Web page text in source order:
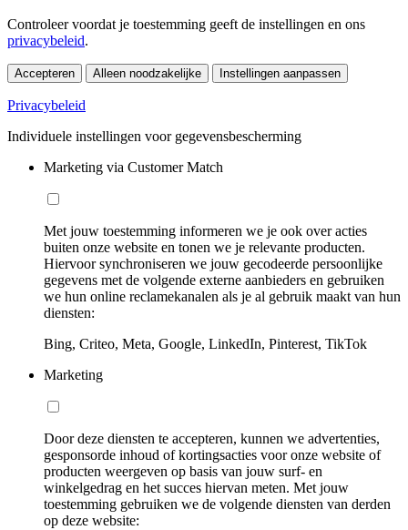
Controleer voordat je toestemming geeft de instellingen en ons
privacybeleid.
Accepteren Alleen noodzakelijke Instellingen aanpassen
Privacybeleid
Individuele instellingen voor gegevensbescherming
Marketing via Customer Match
Met jouw toestemming informeren we je ook over acties
buiten onze website en tonen we je relevante producten.
Hiervoor synchroniseren we jouw gecodeerde persoonlijke
gegevens met de volgende externe aanbieders en gebruiken
we hun online reclamekanalen als je al gebruik maakt van hun
diensten:
Bing, Criteo, Meta, Google, LinkedIn, Pinterest, TikTok
Marketing
Door deze diensten te accepteren, kunnen we advertenties,
gesponsorde inhoud of kortingsacties voor onze website of
producten weergeven op basis van jouw surf- en
winkelgedrag en het succes hiervan meten. Met jouw
toestemming gebruiken we de volgende diensten van derden
op deze website: